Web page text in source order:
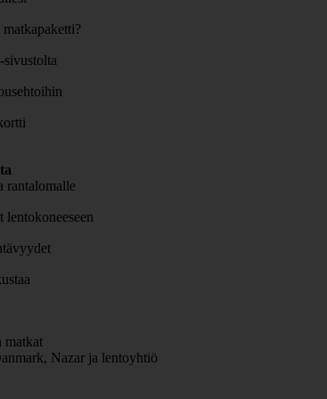
rantalomalle
lentokoneeseen
matkat
Nazar ja lentoyhtiö